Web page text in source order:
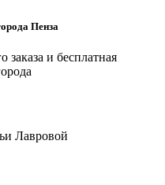
Пенза
заказа и бесплатная
Лавровой